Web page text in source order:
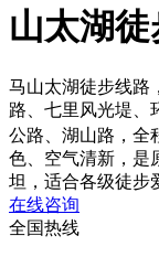
山太湖徒
马山太湖徒步线路
路、七里风光堤、
公路、湖山路，全
色、空气清新，是
坦，适合各级徒步
在线咨询
全国热线